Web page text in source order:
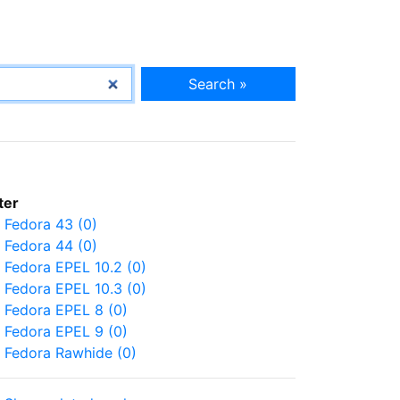
Search »
Fedora 43 (0)
Fedora 44 (0)
Fedora EPEL 10.2 (0)
Fedora EPEL 10.3 (0)
Fedora EPEL 8 (0)
Fedora EPEL 9 (0)
Fedora Rawhide (0)